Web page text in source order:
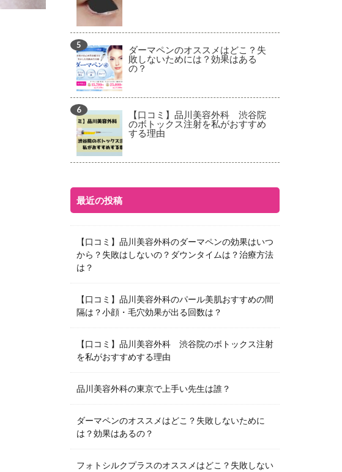
ダーマペンのオススメはどこ？失
敗しないためには？効果はある
の？
【口コミ】品川美容外科 渋谷院
のボトックス注射を私がおすすめ
する理由
最近の投稿
【口コミ】品川美容外科のダーマペンの効果はいつ
から？失敗はしないの？ダウンタイムは？治療方法
は？
【口コミ】品川美容外科のパール美肌おすすめの間
隔は？小顔・毛穴効果が出る回数は？
【口コミ】品川美容外科 渋谷院のボトックス注射
を私がおすすめする理由
品川美容外科の東京で上手い先生は誰？
ダーマペンのオススメはどこ？失敗しないために
は？効果はあるの？
フォトシルクプラスのオススメはどこ？失敗しない